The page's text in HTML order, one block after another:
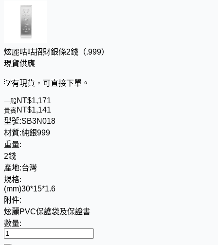
炫麗咕咕招財銀條2錢（.999）
現貨供應
💡有現貨，可直接下單。
一般NT$1,171
貴賓 NT$1,141
型號:SB3N018
材質:純銀999
重量:
2錢
產地:台灣
規格:
(mm)30*15*1.6
附件:
炫麗PVC保護袋及保證書
數量: